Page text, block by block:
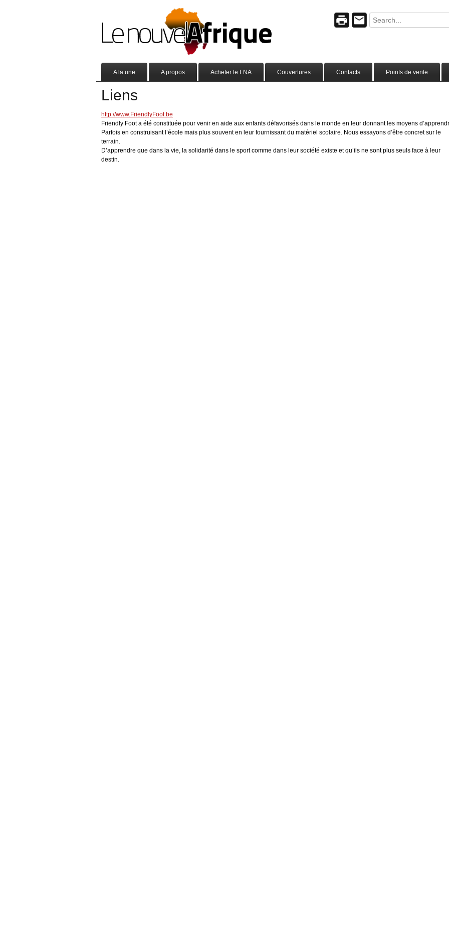
A la une A propos Acheter le LNA Couvertures Contacts Points de vente
Liens
http://www.FriendlyFoot.be
Friendly Foot a été constituée pour venir en aide aux enfants défavorisés dans le monde en leur donnant les moyens
Parfois en construisant l’école mais plus souvent en leur fournissant du matériel scolaire. Nous essayons d’être concret sur le
terrain.
D’apprendre que dans la vie, la solidarité dans le sport comme dans leur société existe et qu’ils ne sont plus seuls face à leur
destin.